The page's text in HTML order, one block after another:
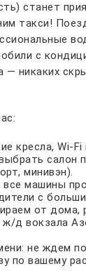
станет
такси!
с
— никаких
кресла, Wi-Fi
салон
минивэн).
все машины
с
от дома,
ж/д вокзала
не ждем
по вашему